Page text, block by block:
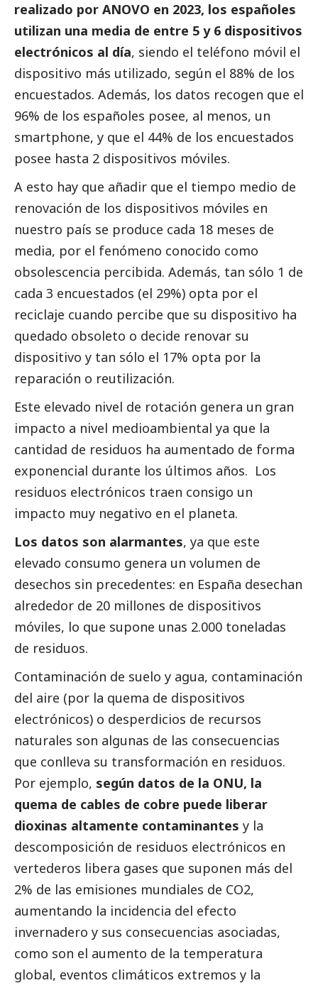
realizado por ANOVO en 2023, los españoles
utilizan una media de entre 5 y 6 dispositivos
electrónicos al día, siendo el teléfono móvil el
dispositivo más utilizado, según el 88% de los
encuestados. Además, los datos recogen que el
96% de los españoles posee, al menos, un
smartphone, y que el 44% de los encuestados
posee hasta 2 dispositivos móviles.
A esto hay que añadir que el tiempo medio de
renovación de los dispositivos móviles en
nuestro país se produce cada 18 meses de
media, por el fenómeno conocido como
obsolescencia percibida. Además, tan sólo 1 de
cada 3 encuestados (el 29%) opta por el
reciclaje cuando percibe que su dispositivo ha
quedado obsoleto o decide renovar su
dispositivo y tan sólo el 17% opta por la
reparación o reutilización.
Este elevado nivel de rotación genera un gran
impacto a nivel medioambiental ya que la
cantidad de residuos ha aumentado de forma
exponencial durante los últimos años. Los
residuos electrónicos traen consigo un
impacto muy negativo en el planeta.
Los datos son alarmantes, ya que este
elevado consumo genera un volumen de
desechos sin precedentes: en España desechan
alrededor de 20 millones de dispositivos
móviles, lo que supone unas 2.000 toneladas
de residuos.
Contaminación de suelo y agua, contaminación
del aire (por la quema de dispositivos
electrónicos) o desperdicios de recursos
naturales son algunas de las consecuencias
que conlleva su transformación en residuos.
Por ejemplo, según datos de la ONU, la
quema de cables de cobre puede liberar
dioxinas altamente contaminantes y la
descomposición de residuos electrónicos en
vertederos libera gases que suponen más del
2% de las emisiones mundiales de CO2,
aumentando la incidencia del efecto
invernadero y sus consecuencias asociadas,
como son el aumento de la temperatura
global, eventos climáticos extremos y la